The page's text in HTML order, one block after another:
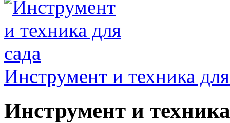
Инструмент и техника
Инструмент и